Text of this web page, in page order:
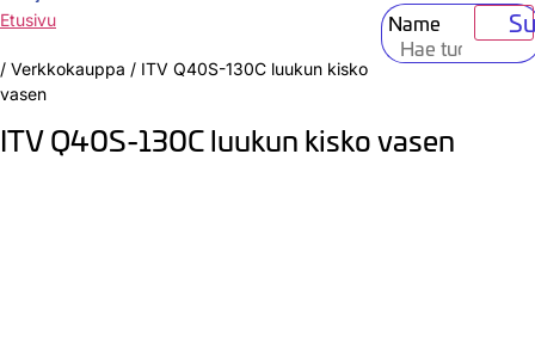
Name
Etusivu
/ Verkkokauppa / ITV Q40S-130C luukun kisko
vasen
ITV Q40S-130C luukun kisko vasen